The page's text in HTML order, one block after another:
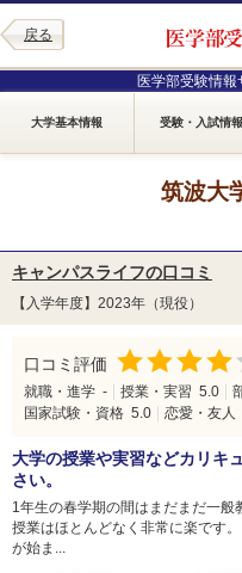
戻る
医学部受験情報
大学基本情報 受験・入試情報
筑波大
キャンパスライフの口コミ
【入学年度】2023年（現役）
口コミ評価
就職・進学 - 授業・実習 5.0
国家試験・資格 5.0 恋愛・友人
大学の授業や実習などカリキ
さい。
1年生の春学期の間はまだまだ一
授業はほとんどなく非常に楽です
が始ま...